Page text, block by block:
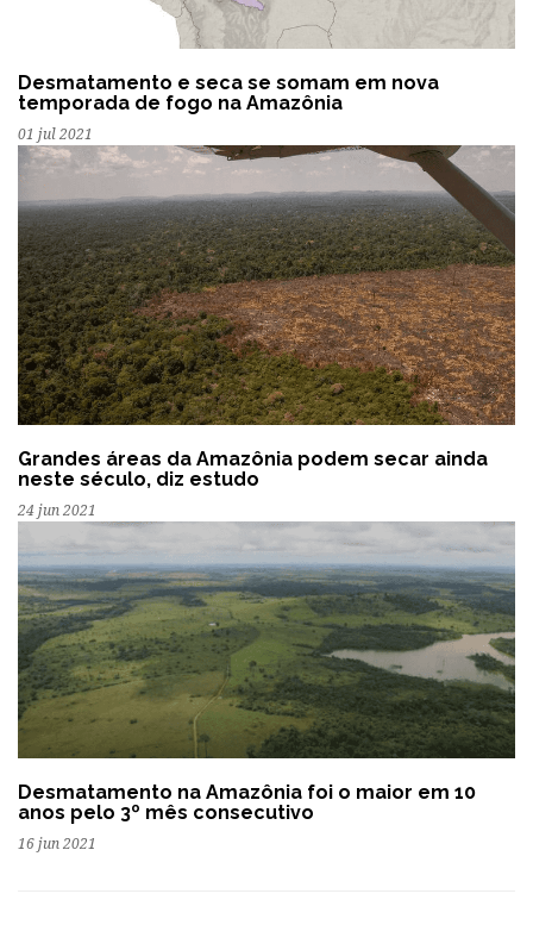
Desmatamento e seca se somam em nova
temporada de fogo na Amazônia
01 jul 2021
Grandes áreas da Amazônia podem secar ainda
neste século, diz estudo
24 jun 2021
Desmatamento na Amazônia foi o maior em 10
anos pelo 3º mês consecutivo
16 jun 2021